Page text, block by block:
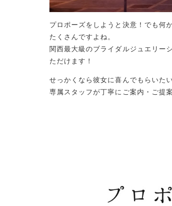
プロポーズをしようと決意！でも何
たくさんですよね。
関西最大級のブライダルジュエリー
ただけます！
せっかくなら彼女に喜んでもらいた
専属スタッフが丁寧にご案内・ご提